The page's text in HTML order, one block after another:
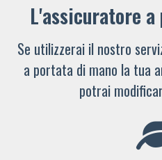
L'assicuratore
Se utilizzerai il nostro
a portata di mano la tua
potrai